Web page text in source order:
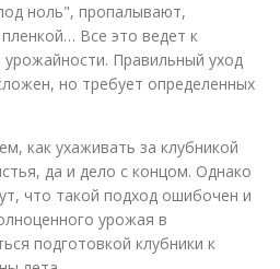
ноль", пропалывают,
Все это ведет к
Правильный уход
но требует определенных
как ухаживать за клубникой
да и дело с концом. Однако
что такой подход ошибочен и
урожая в
подготовкой клубники к